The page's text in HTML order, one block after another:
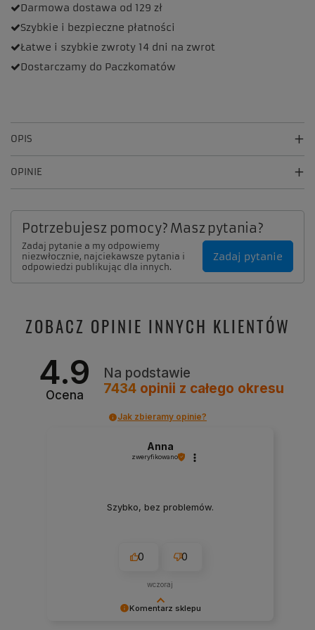
Darmowa dostawa od 129 zł
Szybkie i bezpieczne płatności
Łatwe i szybkie zwroty 14 dni na zwrot
Dostarczamy do Paczkomatów
OPIS
OPINIE
Potrzebujesz pomocy? Masz pytania?
Zadaj pytanie a my odpowiemy
niezwłocznie, najciekawsze pytania i
odpowiedzi publikując dla innych.
Zadaj pytanie
ZOBACZ OPINIE INNYCH KLIENTÓW
4.9
Ocena
Na podstawie
7434 opinii z całego okresu
Jak zbieramy opinie?
Komentarz sklepu
Anna
zweryfikowano
Szybko, bez problemów.
0 0
wczoraj